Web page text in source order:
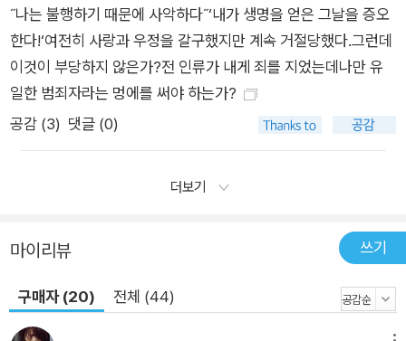
˝나는 불행하기 때문에 사악하다˝‘내가 생명을 얻은 그날을 증오
한다!‘여전히 사랑과 우정을 갈구했지만 계속 거절당했다.그런데
이것이 부당하지 않은가?전 인류가 내게 죄를 지었는데나만 유
일한 범죄자라는 멍에를 써야 하는가?
공감 (3) 댓글 (0)
더보기
마이리뷰 쓰기
구매자 (20) 전체 (44)